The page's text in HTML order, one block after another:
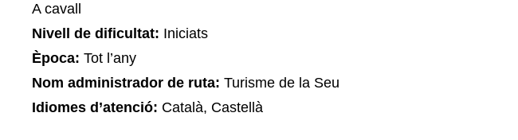
A cavall
Nivell de dificultat: Iniciats
Època: Tot l’any
Nom administrador de ruta: Turisme de la Seu
Idiomes d’atenció: Català, Castellà